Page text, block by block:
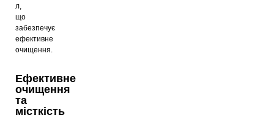
л,
що
забезпечує
ефективне
очищення.
Ефективне
очищення
та
місткість